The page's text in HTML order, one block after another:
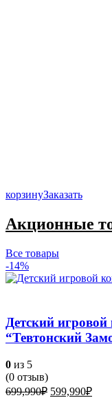
корзинуЗаказать
Акционные
Все товары
-14%
Детский
“Тевтонский
0 из 5
(0 отзыв)
699,990₽ 599,990₽